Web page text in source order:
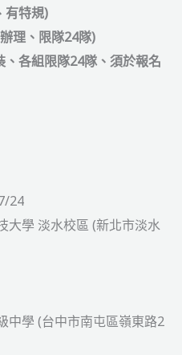
有特規)
理、限隊24隊)
各組限隊24隊、 須於報名
24
大學 淡水校區 (新北市淡水
中學 (台中市南屯區嶺東路2